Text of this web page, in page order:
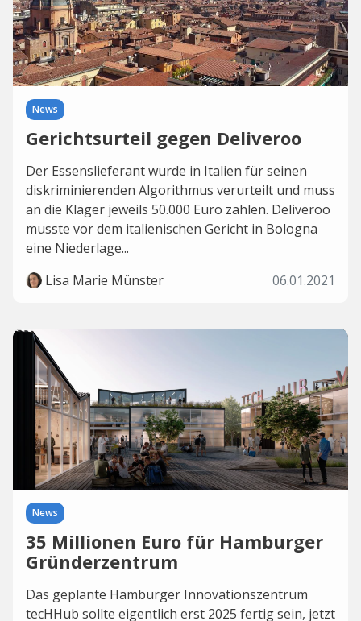
News
Gerichtsurteil gegen Deliveroo
Der Essenslieferant wurde in Italien für seinen
diskriminierenden Algorithmus verurteilt und muss
an die Kläger jeweils 50.000 Euro zahlen. Deliveroo
musste vor dem italienischen Gericht in Bologna
eine Niederlage...
Lisa Marie Münster
06.01.2021
News
35 Millionen Euro für Hamburger
Gründerzentrum
Das geplante Hamburger Innovationszentrum
tecHHub sollte eigentlich erst 2025 fertig sein, jetzt